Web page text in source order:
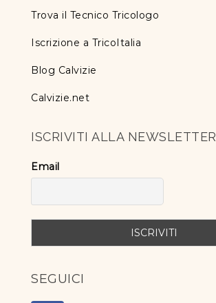
Trova il Tecnico Tricologo
Iscrizione a TricoItalia
Blog Calvizie
Calvizie.net
ISCRIVITI ALLA NEWSLETTER
Email
SEGUICI